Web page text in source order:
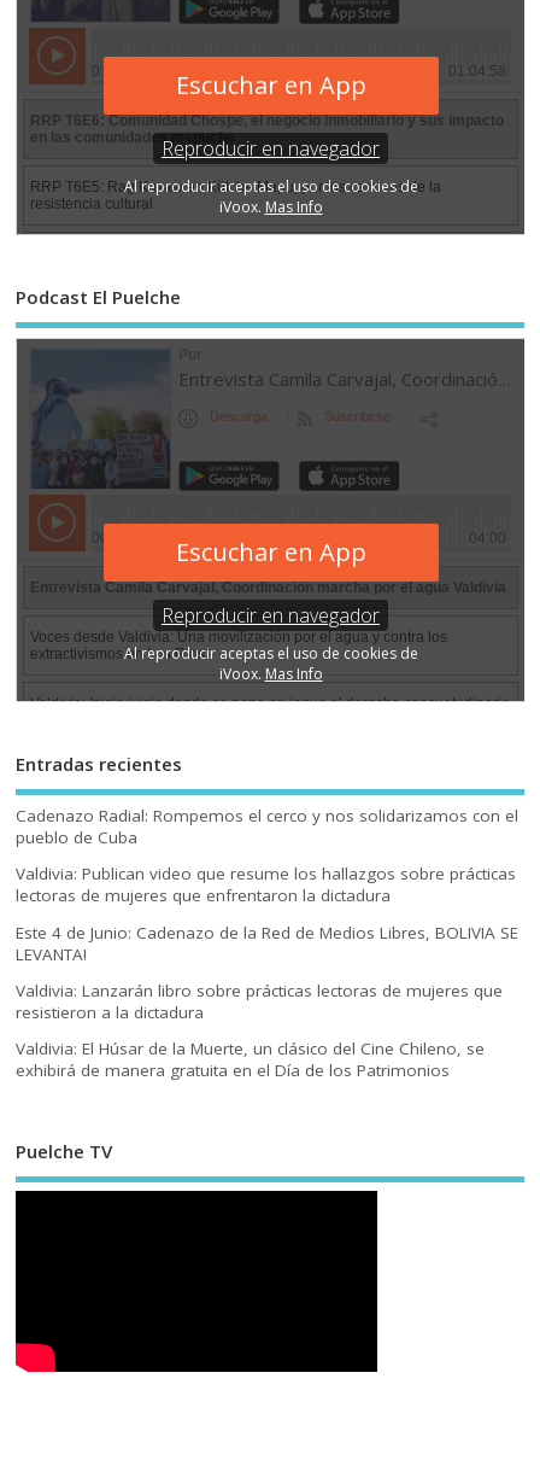
Podcast El Puelche
Entradas recientes
Cadenazo Radial: Rompemos el cerco y nos solidarizamos con el
pueblo de Cuba
Valdivia: Publican video que resume los hallazgos sobre prácticas
lectoras de mujeres que enfrentaron la dictadura
Este 4 de Junio: Cadenazo de la Red de Medios Libres, BOLIVIA SE
LEVANTA!
Valdivia: Lanzarán libro sobre prácticas lectoras de mujeres que
resistieron a la dictadura
Valdivia: El Húsar de la Muerte, un clásico del Cine Chileno, se
exhibirá de manera gratuita en el Día de los Patrimonios
Puelche TV